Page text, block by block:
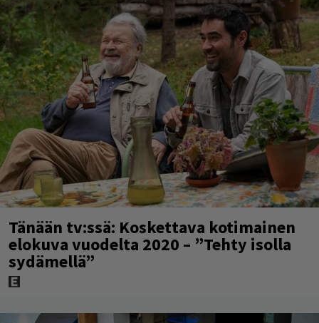
Tänään tv:ssä: Koskettava kotimainen
elokuva vuodelta 2020 – ”Tehty isolla
sydämellä”